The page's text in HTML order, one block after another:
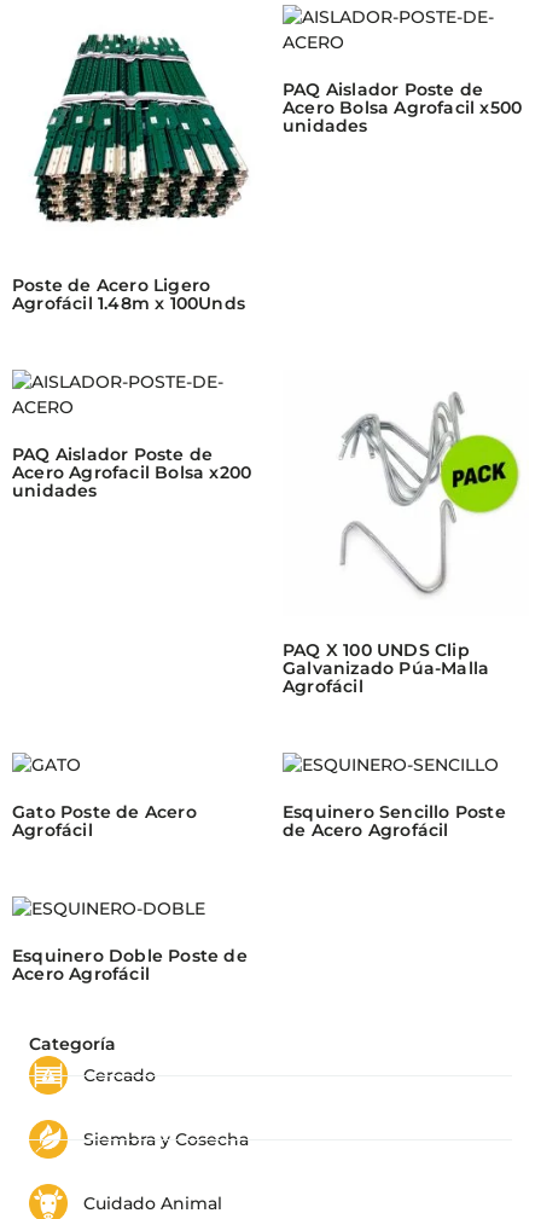
Categoría
Cercado
Siembra y Cosecha
Cuidado Animal
Poste de Acero Ligero
Agrofácil 1.48m x 100Unds
PAQ Aislador Poste de
Acero Bolsa Agrofacil x500
unidades
PAQ Aislador Poste de
Acero Agrofacil Bolsa x200
unidades
PAQ X 100 UNDS Clip
Galvanizado Púa-Malla
Agrofácil
Gato Poste de Acero
Agrofácil
Esquinero Sencillo Poste
de Acero Agrofácil
Esquinero Doble Poste de
Acero Agrofácil